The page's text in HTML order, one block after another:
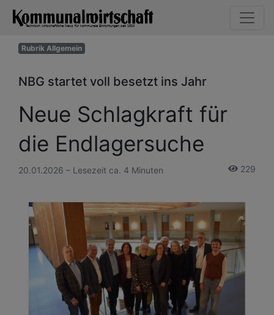
Rubrik Allgemein
NBG startet voll besetzt ins Jahr
Neue Schlagkraft für
die Endlagersuche
20.01.2026 – Lesezeit ca. 4 Minuten 229